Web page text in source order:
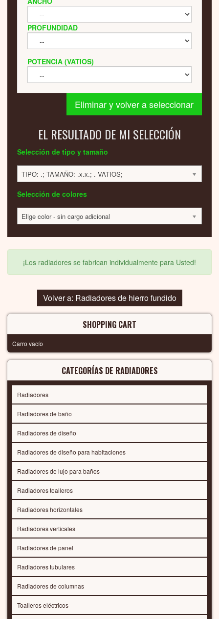
PROFUNDIDAD
POTENCIA (VATIOS)
Eliminar y volver a seleccionar
EL RESULTADO DE MI SELECCIÓN
Selección de tipo y tamaño
TIPO: .; TAMAÑO: .x.x.; . VATIOS;
Selección de colores
Elige color - sin cargo adicional
¡Los radiadores se fabrican individualmente para Usted!
Volver a: Radiadores de hierro fundido
SHOPPING CART
Carro vacío
CATEGORÍAS DE RADIADORES
Radiadores
Radiadores de baño
Radiadores de diseño
Radiadores de diseño para habitaciones
Radiadores de lujo para baños
Radiadores toalleros
Radiadores horizontales
Radiadores verticales
Radiadores de panel
Radiadores tubulares
Radiadores de columnas
Toalleros eléctricos